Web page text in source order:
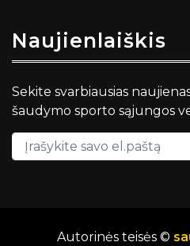
Naujienlaiškis
Sekite svarbiausias
šaudymo sporto sąjungos
Autorinės teisės ©